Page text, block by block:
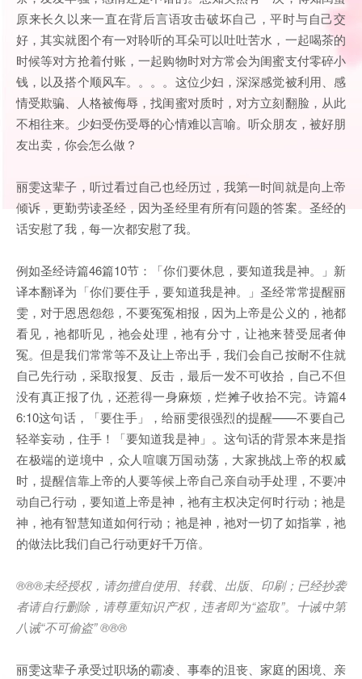
原来长久以来一直在背后言语攻击破坏自己，平时与自己交
好，其实就图个有一对聆听的耳朵可以吐吐苦水，一起喝茶的
时候等对方抢着付账，一起购物时对方常会为闺蜜支付零碎小
钱，以及搭个顺风车。。。。这位少妇，深深感觉被利用、感
情受欺骗、人格被侮辱，找闺蜜对质时，对方立刻翻脸，从此
不相往来。少妇受伤受辱的心情难以言喻。听众朋友，被好朋
友出卖，你会怎么做？
丽雯这辈子，听过看过自己也经历过，我第一时间就是向上帝
倾诉，更勤劳读圣经，因为圣经里有所有问题的答案。圣经的
话安慰了我，每一次都安慰了我。
例如圣经诗篇46篇10节：「你们要休息，要知道我是神。」新
译本翻译为「你们要住手，要知道我是神。」圣经常常提醒丽
雯，对于恩恩怨怨，不要冤冤相报，因为上帝是公义的，祂都
看见，祂都听见，祂会处理，祂有分寸，让祂来替受屈者伸
冤。但是我们常常等不及让上帝出手，我们会自己按耐不住就
自己先行动，采取报复、反击，最后一发不可收拾，自己不但
没有真正报了仇，还惹得一身麻烦，烂摊子收拾不完。诗篇4
6:10这句话，「要住手」，给丽雯很强烈的提醒——不要自己
轻举妄动，住手！「要知道我是神」。这句话的背景本来是指
在极端的逆境中，众人喧嚷万国动荡，大家挑战上帝的权威
时，提醒信靠上帝的人要等候上帝自己亲自动手处理，不要冲
动自己行动，要知道上帝是神，祂有主权决定何时行动；祂是
神，祂有智慧知道如何行动；祂是神，祂对一切了如指掌，祂
的做法比我们自己行动更好千万倍。
®®®未经授权，请勿擅自使用、转载、出版、印刷；已经抄袭
者请自行删除，请尊重知识产权，违者即为“盗取”。十诫中第
八诫“不可偷盗” ®®®
丽雯这辈子承受过职场的霸凌、事奉的沮丧、家庭的困境、亲